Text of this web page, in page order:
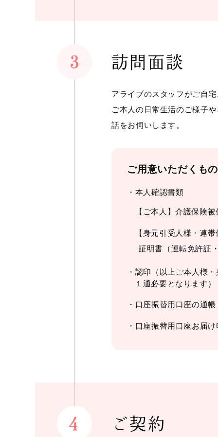
訪問面談
アライブのスタッフがご自
ご本人の日常生活のご様子
話をお伺いします。
ご用意いただくもの
・本人確認書類
【ご本人】介護保険
【身元引受人様・連
証明書（運転免許証
・認印（以上ご本人様
１通必要となります）
・口座振替用口座の通帳
・口座振替用口座お届け
ご契約